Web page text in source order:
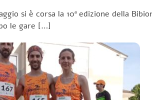
si è corsa la 10ª edizione della
le gare […]